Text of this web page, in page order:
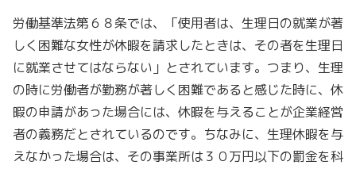
労働基準法第６８条では、「使用者は、生理日の就業が著
しく困難な女性が休暇を請求したときは、その者を生理日
に就業させてはならない」とされています。つまり、生理
の時に労働者が勤務が著しく困難であると感じた時に、休
暇の申請があった場合には、休暇を与えることが企業経営
者の義務だとされているのです。ちなみに、生理休暇を与
えなかった場合は、その事業所は３０万円以下の罰金を科